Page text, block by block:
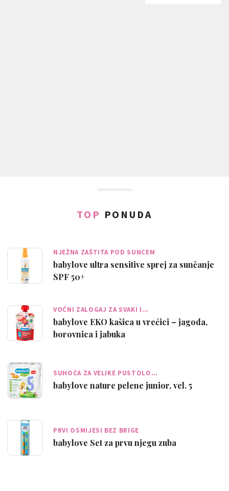
TOP PONUDA
NJEŽNA ZAŠTITA POD SUNCEM
babylove ultra sensitive sprej za sunčanje
SPF 50+
VOĆNI ZALOGAJ ZA SVAKI I…
babylove EKO kašica u vrećici – jagoda,
borovnica i jabuka
SUHOĆA ZA VELIKE PUSTOLO…
babylove nature pelene junior, vel. 5
PRVI OSMIJESI BEZ BRIGE
babylove Set za prvu njegu zuba